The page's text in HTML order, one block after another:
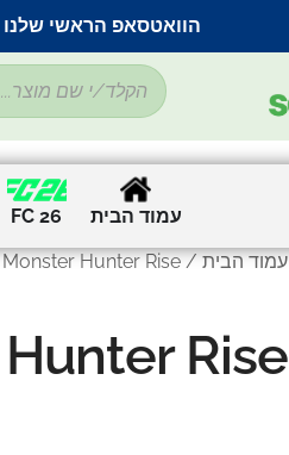
הוואטסאפ הראשי שלנו (053-3555743) בתקלה
עמוד הבית FC 26
עמוד הבית/ Monster Hunter Rise
Rise